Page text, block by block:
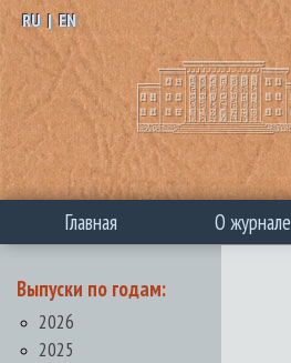
RU | EN
Главная О журнале
Выпуски по годам:
2026
2025